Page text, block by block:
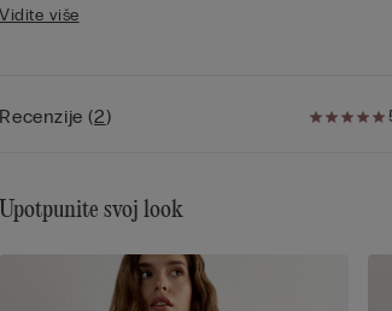
nijansi iste boje. Visok struk. Ušitak od 100-
Vidite više
Recenzije(2)
Upotpunite svoj look